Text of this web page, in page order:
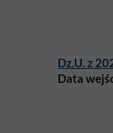
Dz.U. z
Data